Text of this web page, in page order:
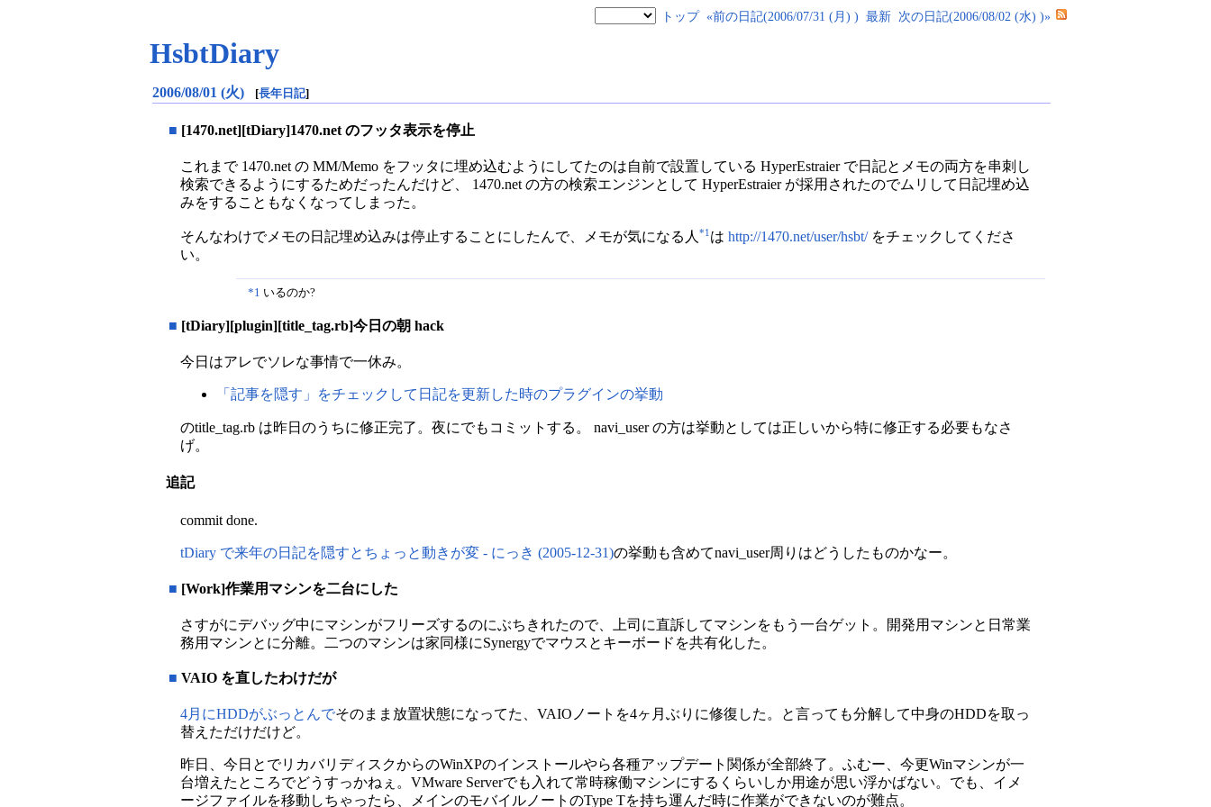
トップ «前の日記(2006/07/31 (月) ) 最新 次の日記(2006/08/02 (水) )»
HsbtDiary
2006/08/01 (火) [長年日記]
■ [1470.net][tDiary]1470.net のフッタ表示を停止
これまで 1470.net の MM/Memo をフッタに埋め込むようにしてたのは自前で設置している HyperEstraier で日記とメモの両方を串刺し
検索できるようにするためだったんだけど、 1470.net の方の検索エンジンとして HyperEstraier が採用されたのでムリして日記埋め込
みをすることもなくなってしまった。
そんなわけでメモの日記埋め込みは停止することにしたんで、メモが気になる人 *1 は http://1470.net/user/hsbt/をチェックしてくださ
い。
*1 いるのか?
■ [tDiary][plugin][title_tag.rb]今日の朝 hack
今日はアレでソレな事情で一休み。
「記事を隠す」をチェックして日記を更新した時のプラグインの挙動
のtitle_tag.rb は昨日のうちに修正完了。夜にでもコミットする。 navi_user の方は挙動としては正しいから特に修正する必要もなさ
げ。
追記
commit done.
tDiary で来年の日記を隠すとちょっと動きが変 - にっき (2005-12-31)の挙動も含めてnavi_user周りはどうしたものかなー。
■ [Work]作業用マシンを二台にした
さすがにデバッグ中にマシンがフリーズするのにぶちきれたので、上司に直訴してマシンをもう一台ゲット。開発用マシンと日常業
務用マシンとに分離。二つのマシンは家同様にSynergyでマウスとキーボードを共有化した。
■ VAIO を直したわけだが
4月にHDDがぶっとんでそのまま放置状態になってた、VAIOノートを4ヶ月ぶりに修復した。と言っても分解して中身のHDDを取っ
替えただけだけど。
昨日、今日とでリカバリディスクからのWinXPのインストールやら各種アップデート関係が全部終了。ふむー、今更Winマシンが一
台増えたところでどうすっかねぇ。VMware Serverでも入れて常時稼働マシンにするくらいしか用途が思い浮かばない。でも、イメ
ージファイルを移動しちゃったら、メインのモバイルノートのType Tを持ち運んだ時に作業ができないのが難点。